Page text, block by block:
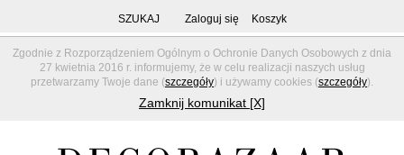
Zgodnie z Rozporządzeniem Ogólnym o Ochronie Danych Osobowych z dnia
27 kwietnia 2016 r. informujemy, że w celu realizacji naszych usług
przetwarzamy Twoje dane (szczegóły) i używamy cookies (szczegóły).
Zamknij komunikat [X]
SZUKAJ Zaloguj się Koszyk